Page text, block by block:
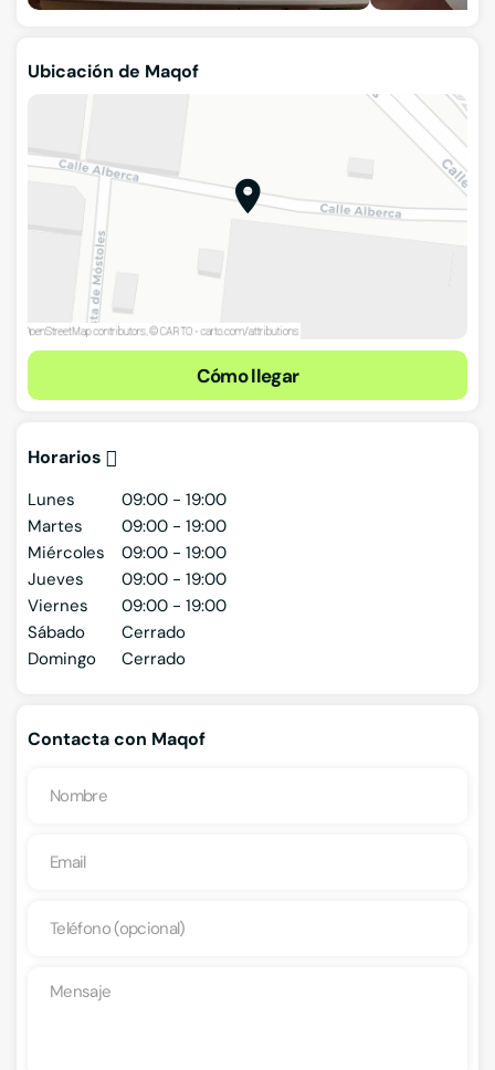
Ubicación de Maqof
Cómo llegar
Horarios
Lunes
09:00 - 19:00
Martes
09:00 - 19:00
Miércoles
09:00 - 19:00
Jueves
09:00 - 19:00
Viernes
09:00 - 19:00
Sábado
Cerrado
Domingo
Cerrado
Contacta con Maqof